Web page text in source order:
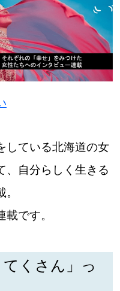
Sitakkeパートナー
広告掲載
している北海道の女
、自分らしく生きる
です。
くさん」っ